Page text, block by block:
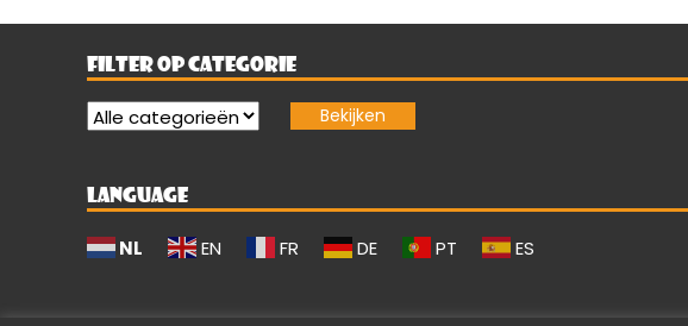
FILTER OP CATEGORIE
LANGUAGE
NL EN FR DE PT ES